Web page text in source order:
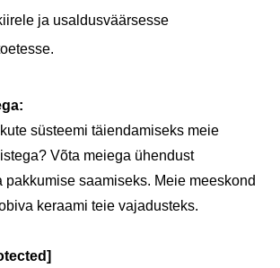
ja usaldusväärsesse
süsteemi täiendamiseks meie
Võta meiega ühendust
pakkumise saamiseks. Meie meeskond
keraami teie vajadusteks.